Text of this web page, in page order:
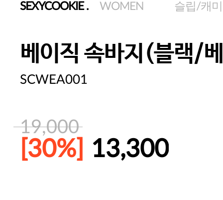
SEXYCOOKIE. WOMEN 슬립/캐
베이직 속바지(블랙/
SCWEA001
19,000
[30%] 13,300